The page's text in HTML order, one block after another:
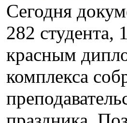
Сегодня
282 студента,
красным
комплекса